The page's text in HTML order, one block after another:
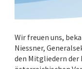
Wir freuen uns,
Niessner,
den Mitgliedern der